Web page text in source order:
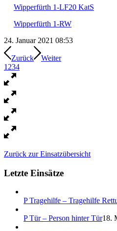
Wipperfürth 1-LF20 KatS
Wipperfürth 1-RW
24. Januar 2021 08:53
Zurück
Weiter
1 234
Zurück zur Einsatzübersicht
Letzte Einsätze
P Tragehilfe – Tragehilfe
P Tür – Person hinter Tür18.